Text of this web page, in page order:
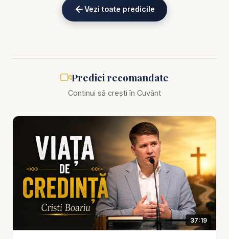
cu adevărat sufletul.
nu este câștigată, ci primită. Dumnezeu nu ne
cheamă să venim la El cu o haină cusută din
meritele noastre, ci să primim prin credință
neprihănirea lui Hristos. Aceasta este vestea bună
sinceră nu este lăsat în rușinea lui, ci este curățit,
primit și îmbrăcat în har. Hristos ia vina noastră și
ne oferă neprihănirea Lui.
Această temă este esențială pentru cei care se
luptă cu vinovăția, rușinea sau teama că nu sunt
suficient de buni pentru Dumnezeu. Poate ai
încercat de multe ori să te schimbi singur, să pari
mai puternic, mai curat sau mai vrednic. Dar
Vezi toate predicile
Predici recomandate
Continui să crești în Cuvânt
37:19